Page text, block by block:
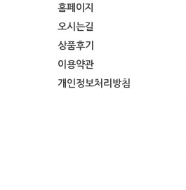
홈페이지
오시는길
상품후기
이용약관
개인정보처리방침